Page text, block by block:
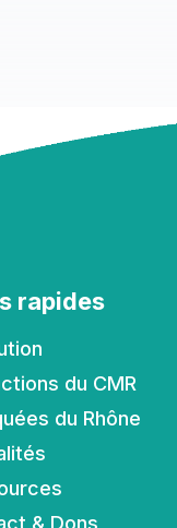
rapides
du CMR
du Rhône
& Dons